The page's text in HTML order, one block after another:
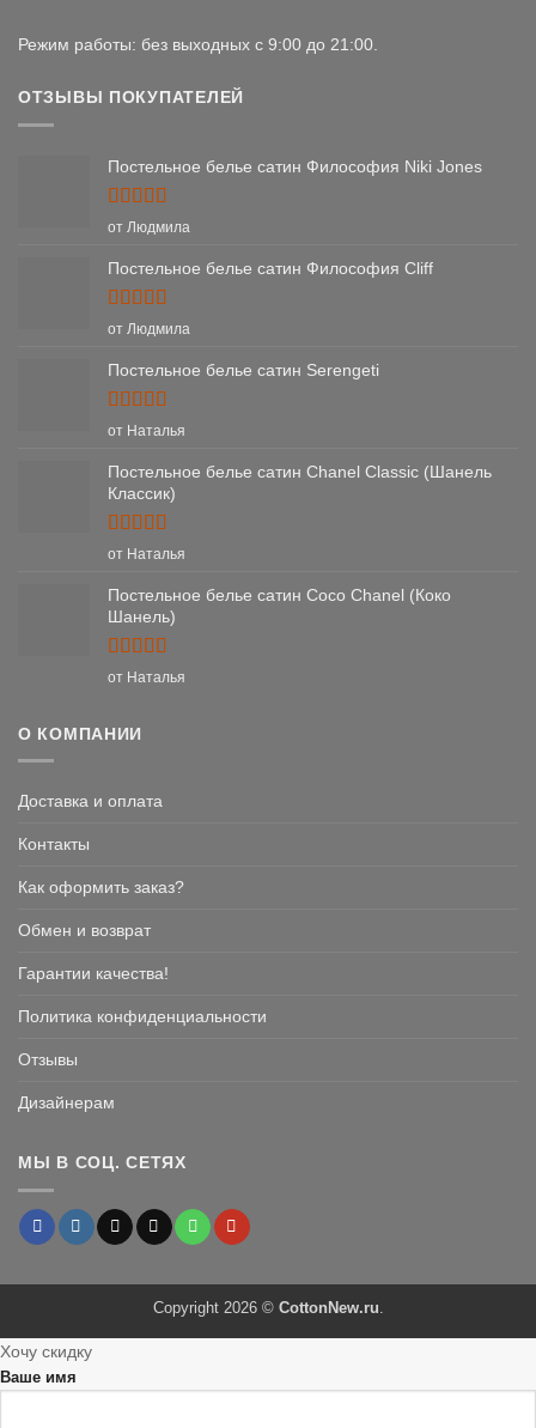
Режим работы: без выходных с 9:00 до 21:00.
ОТЗЫВЫ ПОКУПАТЕЛЕЙ
Постельное белье сатин Философия Niki Jones
Оценка5
от Людмила
Постельное белье сатин Философия Cliff
Оценка5
от Людмила
Постельное белье сатин Serengeti
Оценка5
от Наталья
Постельное белье сатин Chanel Classic (Шанель
Классик)
Оценка5
от Наталья
Постельное белье сатин Coco Chanel (Коко
Шанель)
Оценка5
от Наталья
О КОМПАНИИ
Доставка и оплата
Контакты
Как оформить заказ?
Обмен и возврат
Гарантии качества!
Политика конфиденциальности
Отзывы
Дизайнерам
МЫ В СОЦ. СЕТЯХ
Copyright 2026 © CottonNew.ru.
Хочу скидку
Ваше имя